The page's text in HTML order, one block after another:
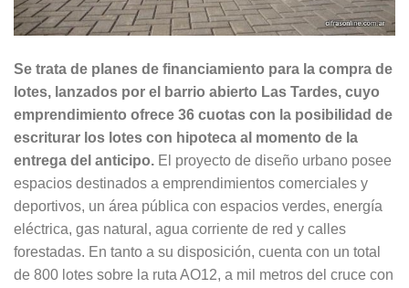
Se trata de planes de financiamiento para la compra de
lotes, lanzados por el barrio abierto Las Tardes, cuyo
emprendimiento ofrece 36 cuotas con la posibilidad de
escriturar los lotes con hipoteca al momento de la
entrega del anticipo. El proyecto de diseño urbano posee
espacios destinados a emprendimientos comerciales y
deportivos, un área pública con espacios verdes, energía
eléctrica, gas natural, agua corriente de red y calles
forestadas. En tanto a su disposición, cuenta con un total
de 800 lotes sobre la ruta AO12, a mil metros del cruce con